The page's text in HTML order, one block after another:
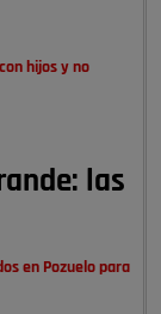
hijos y no
las
en Pozuelo para